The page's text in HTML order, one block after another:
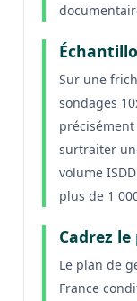
Sur une
sondages
surtraiter
volume
plus de 1
Cadrez
Le plan de
France